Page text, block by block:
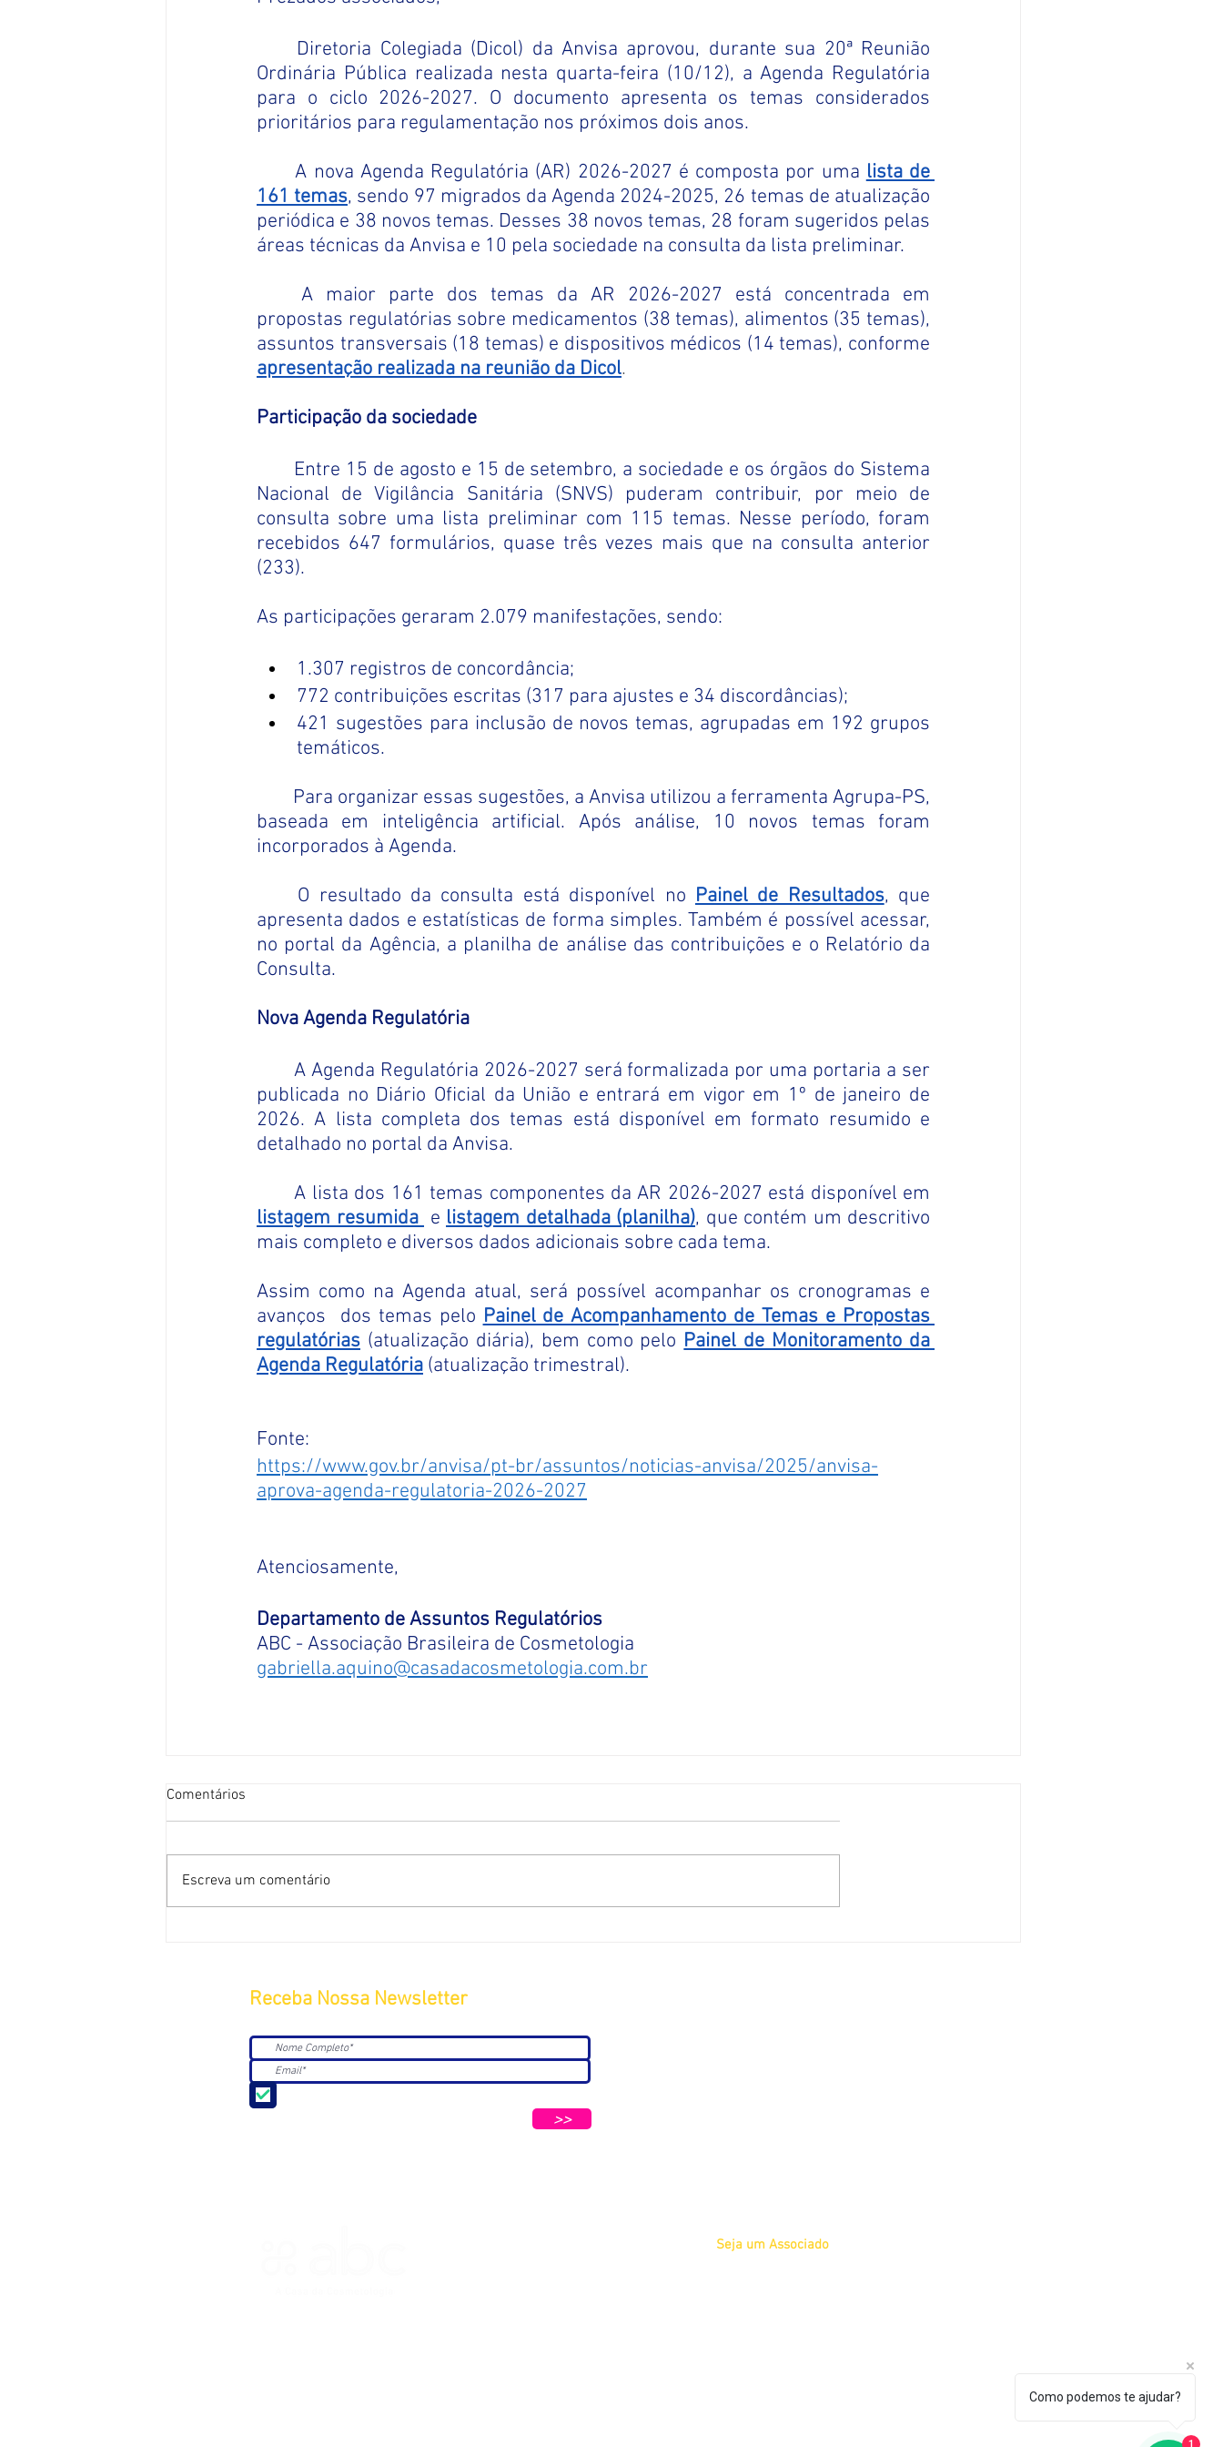
Diretoria Colegiada (Dicol) da Anvisa aprovou, durante sua 20ª Reunião
Ordinária Pública realizada nesta quarta-feira (10/12), a Agenda Regulatória
para o ciclo 2026-2027. O documento apresenta os temas considerados
prioritários para regulamentação nos próximos dois anos.
	A nova Agenda Regulatória (AR) 2026-2027 é composta por uma
lista de
161 temas, sendo 97 migrados da Agenda 2024-2025, 26 temas de atualização
periódica e 38 novos temas. Desses 38 novos temas, 28 foram sugeridos pelas
áreas técnicas da Anvisa e 10 pela sociedade na consulta da lista preliminar.
propostas regulatórias sobre medicamentos (38 temas), alimentos (35 temas),
apresentação realizada na reunião da Dicol.
Participação da sociedade
Nacional de Vigilância Sanitária (SNVS) puderam contribuir, por meio de
consulta sobre uma lista preliminar com 115 temas. Nesse período, foram
recebidos 647 formulários, quase três vezes mais que na consulta anterior
(233).
As participações geraram 2.079 manifestações, sendo:
1.307 registros de concordância;
772 contribuições escritas (317 para ajustes e 34 discordâncias);
421 sugestões para inclusão de novos temas, agrupadas em 192 grupos
temáticos.
baseada em inteligência artificial. Após análise, 10 novos temas foram
incorporados à Agenda.
	O resultado da consulta está disponível no
Painel de Resultados, que
apresenta dados e estatísticas de forma simples. Também é possível acessar,
no portal da Agência, a planilha de análise das contribuições e o Relatório da
Consulta.
Nova Agenda Regulatória
A Agenda Regulatória 2026-2027 será formalizada por uma portaria a ser
publicada no Diário Oficial da União e entrará em vigor em 1º de janeiro de
2026. A lista completa dos temas está disponível em formato resumido e
detalhado no portal da Anvisa.
	A lista dos 161 temas componentes da AR 2026-2027 está disponível em
listagem resumida e listagem detalhada (planilha), que contém um descritivo
mais completo e diversos dados adicionais sobre cada tema.
Assim como na Agenda atual, será possível acompanhar os cronogramas e
avanços  dos temas pelo Painel de Acompanhamento de Temas e Propostas
regulatórias (atualização diária), bem como pelo Painel de Monitoramento da
Agenda Regulatória (atualização trimestral).
Fonte:
https://www.gov.br/anvisa/pt-br/assuntos/noticias-anvisa/2025/anvisa-
aprova-agenda-regulatoria-2026-2027
Atenciosamente,
Departamento de Assuntos Regulatórios
ABC - Associação Brasileira de Cosmetologia
gabriella.aquino@casadacosmetologia.com.br
Comentários
Escreva um comentário
Receba Nossa Newsletter
>>
Seja um Associado
Como podemos te ajudar?
1